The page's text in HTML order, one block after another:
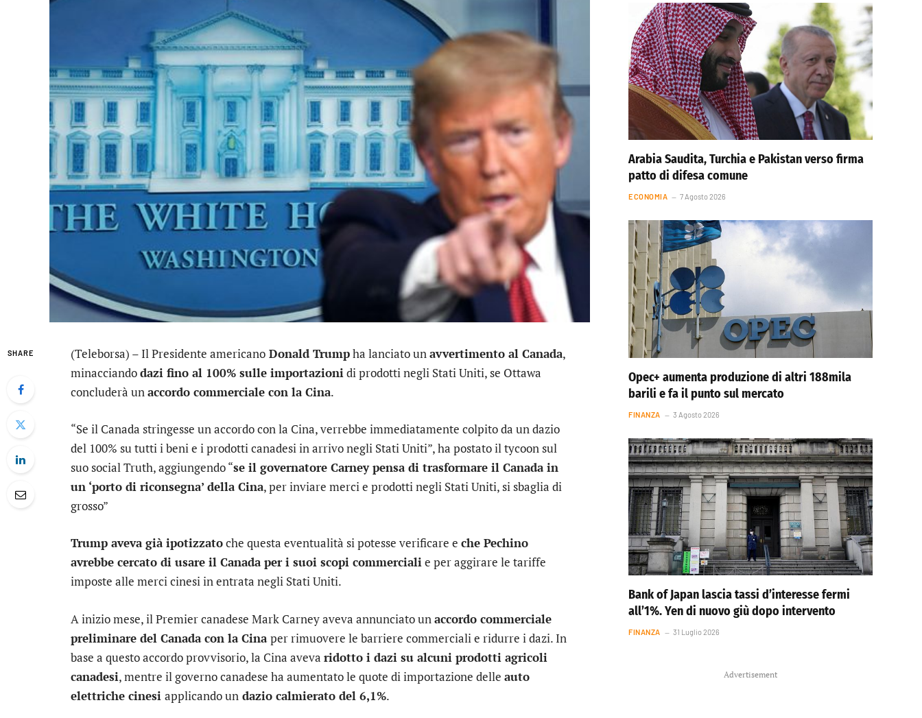
SHARE (Teleborsa) – Il Presidente americano Donald Trumpha lanciato unavvertimento al Canada,
minacciandodazi fino al 100% sulle importazionidi prodotti negli Stati Uniti, se Ottawa
concluderà unaccordo commerciale con la Cina.
“Se il Canada stringesse un accordo con la Cina, verrebbe immediatamente colpito da un dazio
del 100% su tutti i beni e i prodotti canadesi in arrivo negli Stati Uniti”, ha postato il tycoon sul
suo social Truth, aggiungendo “se il governatore Carney pensa di trasformare il Canada in
un ‘porto di riconsegna’ della Cina, per inviare merci e prodotti negli Stati Uniti, si sbaglia di
grosso”
Trump aveva già ipotizzatoche questa eventualità si potesse verificare e che Pechino
avrebbe cercato di usare il Canada per i suoi scopi commercialie per aggirare le tariffe
imposte alle merci cinesi in entrata negli Stati Uniti.
A inizio mese, il Premier canadese Mark Carney aveva annunciato un accordo commerciale
preliminare del Canada con la Cinaper rimuovere le barriere commerciali e ridurre i dazi. In
base a questo accordo provvisorio, la Cina aveva ridotto i dazi su alcuni prodotti agricoli
canadesi, mentre il governo canadese ha aumentato le quote di importazione delle auto
elettriche cinesi applicando un dazio calmierato del 6,1%.
Arabia Saudita, Turchia e Pakistan verso firma
patto di difesa comune
ECONOMIA 7 Agosto 2026
Opec+ aumenta produzione di altri 188mila
barili e fa il punto sul mercato
FINANZA 3 Agosto 2026
Bank of Japan lascia tassi d’interesse fermi
all’1%. Yen di nuovo giù dopo intervento
FINANZA 31 Luglio 2026
Advertisement